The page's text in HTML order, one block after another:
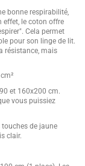
bonne respirabilité,
effet, le coton offre
Cela permet
pour son linge de lit.
résistance, mais
et 160x200 cm.
vous puissiez
touches de jaune
clair.